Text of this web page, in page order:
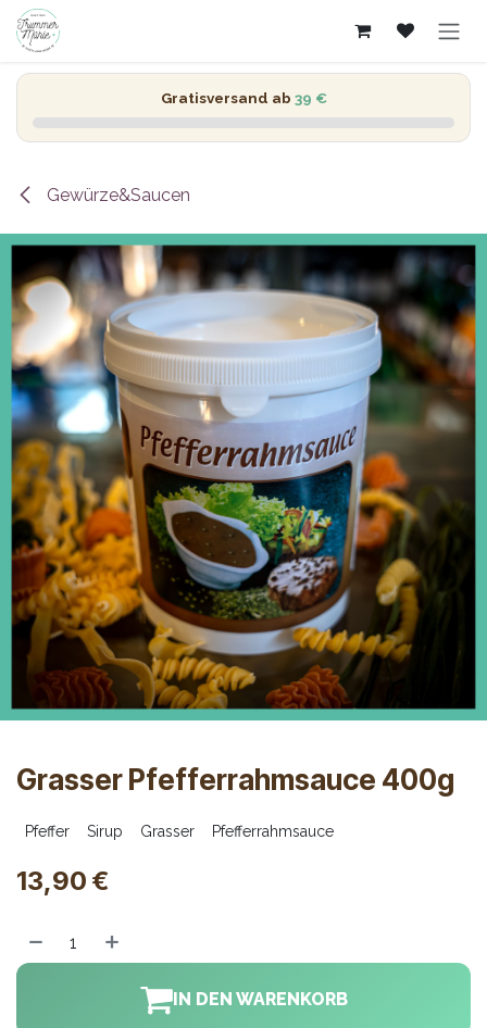
Zum Inhalt springen
Gratisversand ab 39 €
Gewürze&Saucen
Grasser Pfefferrahmsauce 400g
Pfeffer Sirup Grasser Pfefferrahmsauce
13,90 €
IN DEN WARENKORB